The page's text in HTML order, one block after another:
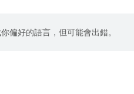
偏好的語言，但可能會出錯。